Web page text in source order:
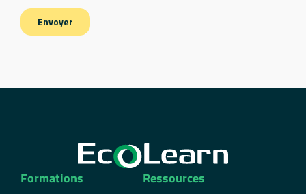
Formations
Ressources